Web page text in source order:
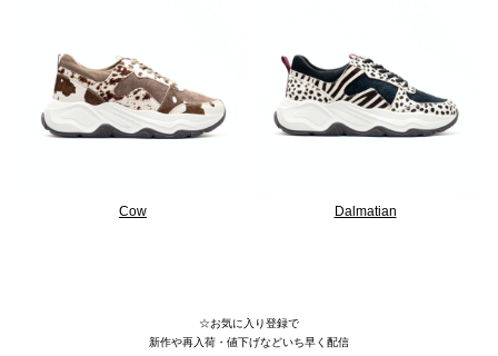
Cow Dalmatian
☆お気に入り登録で
新作や再入荷・値下げなどいち早く配信